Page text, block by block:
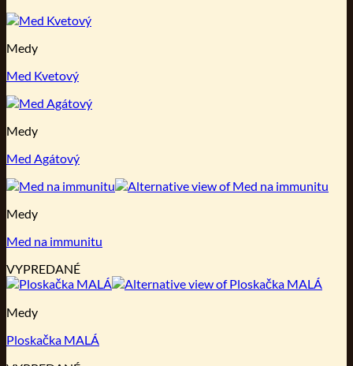
Medy
Med Kvetový
Medy
Med Agátový
Medy
Med na immunitu
VYPREDANÉ
Medy
Ploskačka MALÁ